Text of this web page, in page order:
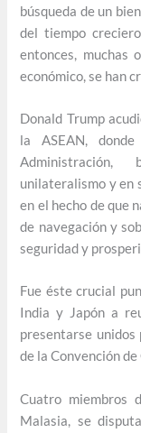
búsqueda de un
del tiempo
entonces, muchas
económico, se han
Donald Trump
la ASEAN,
unilateralismo y en
en el hecho de que
de navegación y
seguridad y
Fue éste crucial
India y Japón a
presentarse unidos
de la Convención
Cuatro miembros
Malasia, se